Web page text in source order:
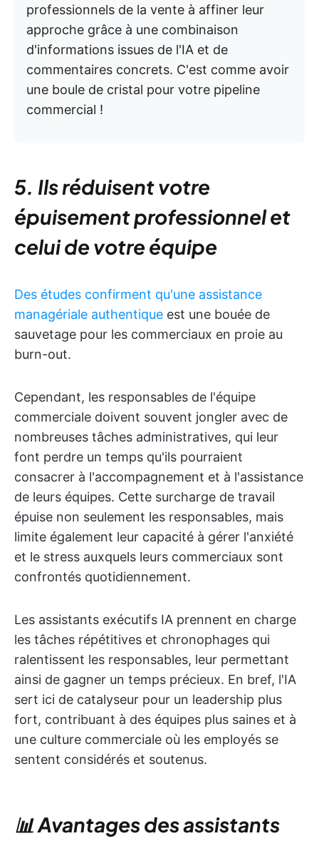
professionnels de la vente à affiner leur
approche grâce à une combinaison
d'informations issues de l'IA et de
commentaires concrets. C'est comme avoir
une boule de cristal pour votre pipeline
commercial !
5. Ils réduisent votre
épuisement professionnel et
celui de votre équipe
Des études confirment qu'une assistance
managériale authentique est une bouée de
sauvetage pour les commerciaux en proie au
burn-out.
Cependant, les responsables de l'équipe
commerciale doivent souvent jongler avec de
nombreuses tâches administratives, qui leur
font perdre un temps qu'ils pourraient
consacrer à l'accompagnement et à l'assistance
de leurs équipes. Cette surcharge de travail
épuise non seulement les responsables, mais
limite également leur capacité à gérer l'anxiété
et le stress auxquels leurs commerciaux sont
confrontés quotidiennement.
Les assistants exécutifs IA prennent en charge
les tâches répétitives et chronophages qui
ralentissent les responsables, leur permettant
ainsi de gagner un temps précieux. En bref, l'IA
sert ici de catalyseur pour un leadership plus
fort, contribuant à des équipes plus saines et à
une culture commerciale où les employés se
sentent considérés et soutenus.
📊 Avantages des assistants